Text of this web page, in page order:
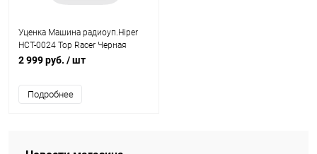
Уценка Машина радиоуп.Hiper
HCT-0024 Top Racer Черная
гарантия 2 недели
2 999 руб. / шт
Подробнее